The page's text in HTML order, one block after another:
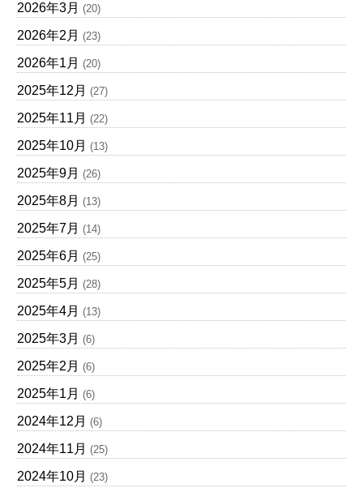
2026年3月 (20)
2026年2月 (23)
2026年1月 (20)
2025年12月 (27)
2025年11月 (22)
2025年10月 (13)
2025年9月 (26)
2025年8月 (13)
2025年7月 (14)
2025年6月 (25)
2025年5月 (28)
2025年4月 (13)
2025年3月 (6)
2025年2月 (6)
2025年1月 (6)
2024年12月 (6)
2024年11月 (25)
2024年10月 (23)